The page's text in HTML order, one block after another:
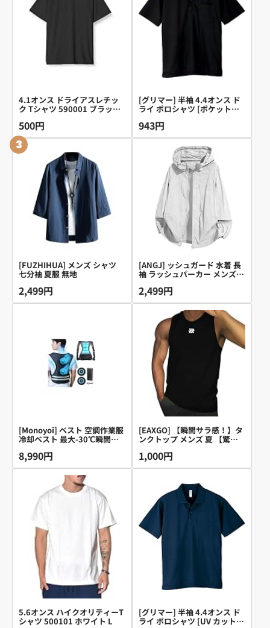
4.1オンス ドライアスレチッ
ク Tシャツ 590001 ブラック
500円
[グリマー] 半袖 4.4オンス ド
ライ ポロシャツ [ポケット付]
00330-AVP メンズ ブラック
L
943円
3
[FUZHIHUA] メンズ シャツ
七分袖 夏服 無地
2,499円
[ANGJ] ッシュガード 水着 長
袖 ラッシュパーカー メンズ
ば付きフード 日焼け対策 UV
カット 水陸両用 吸湿速乾 無
地 スポーツ
2,499円
[Monoyoi] ベスト 空調作業服
冷却ベスト 最大-30℃瞬間冷
ァン+アイスパック】 冷却服
ファン付きベスト バッテリー
ファンセット 20000mAh大容
量バッテリー 50時間以上連続
使用 空調扇風服 (ダークグレ
8,990円
[EAXGO] 【瞬間サラ感！】タ
ンクトップ メンズ 夏 【驚吸
ースリーブ 接触冷感 袖なし
筋トレ トレーニング ランニン
(JP, アルファベット, L, 標準,
ブラック（斜線）)
1,000円
5.6オンス ハイクオリティーT
シャツ 500101 ホワイト L
[グリマー] 半袖 4.4オンス ド
ライ ポロシャツ [UV カット]